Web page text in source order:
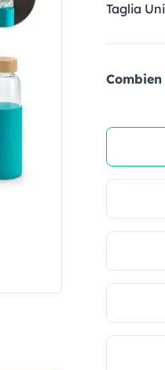
Taglia